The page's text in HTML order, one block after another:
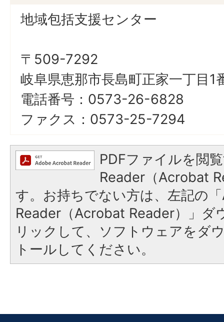
地域包括支援センター
〒509-7292
岐阜県恵那市長島町正家一丁目
電話番号：0573-26-6828
ファクス：0573-25-7294
PDFファイルを閲
Reader（Acrobat
す。お持ちでない方は、左記の
Reader（Acrobat Reader）」ダ
リックして、ソフトウェアをダ
トールしてください。